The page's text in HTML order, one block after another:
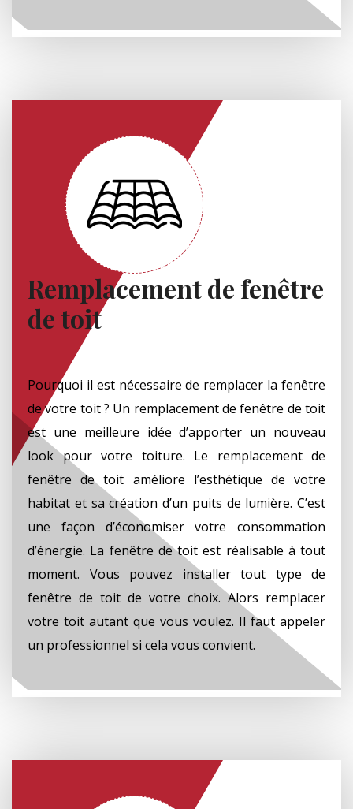
Remplacement de fenêtre
de toit
Pourquoi il est nécessaire de remplacer la fenêtre
de votre toit ? Un remplacement de fenêtre de toit
est une meilleure idée d’apporter un nouveau
look pour votre toiture. Le remplacement de
fenêtre de toit améliore l’esthétique de votre
habitat et sa création d’un puits de lumière. C’est
une façon d’économiser votre consommation
d’énergie. La fenêtre de toit est réalisable à tout
moment. Vous pouvez installer tout type de
fenêtre de toit de votre choix. Alors remplacer
votre toit autant que vous voulez. Il faut appeler
un professionnel si cela vous convient.